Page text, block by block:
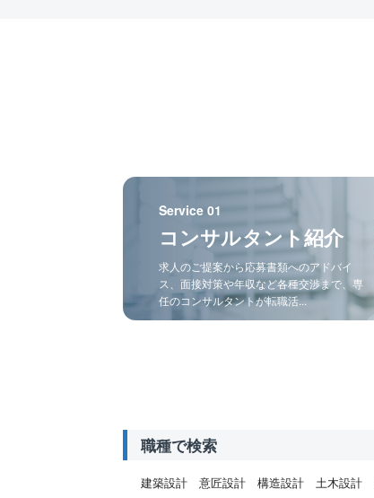
Service 01
コンサルタント紹介
求人のご提案から応募書類へのアドバイ
ス、面接対策や年収など各種交渉まで、専
任のコンサルタントが転職活...
職種で検索
建築設計 意匠設計 構造設計 土木設計